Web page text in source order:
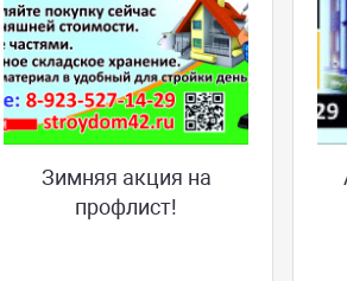
Зимняя акция на
профлист!